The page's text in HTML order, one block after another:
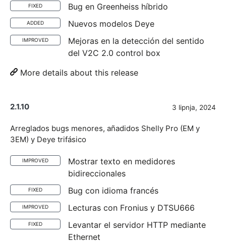
FIXED Bug en Greenheiss híbrido
ADDED Nuevos modelos Deye
IMPROVED
Mejoras en la detección del sentido
del V2C 2.0 control box
More details about this release
2.1.10 3 lipnja, 2024
Arreglados bugs menores, añadidos Shelly Pro (EM y
3EM) y Deye trifásico
IMPROVED
Mostrar texto en medidores
bidireccionales
FIXED Bug con idioma francés
IMPROVED Lecturas con Fronius y DTSU666
FIXED
Levantar el servidor HTTP mediante
Ethernet